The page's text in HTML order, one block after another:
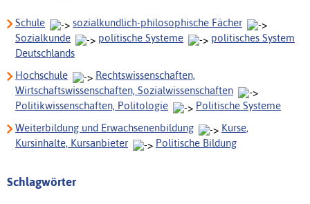
Schule
sozialkundlich-philosophische Fächer
Sozialkunde
politische Systeme
politisches System
Deutschlands
Hochschule
Rechtswissenschaften,
Wirtschaftswissenschaften, Sozialwissenschaften
Politikwissenschaften, Politologie
Politische Systeme
Weiterbildung und Erwachsenenbildung
Kurse,
Kursinhalte, Kursanbieter
Politische Bildung
Schlagwörter